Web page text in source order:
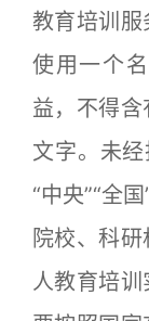
教育培训
使用一个
益，不得
文字。未经
“中央”“全
院校、科
人教育培